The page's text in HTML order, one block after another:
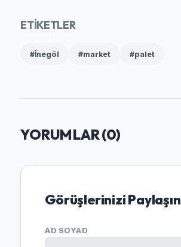
ETİKETLER
#İnegöl #market #palet
YORUMLAR (0)
Görüşlerinizi Paylaşın
AD SOYAD